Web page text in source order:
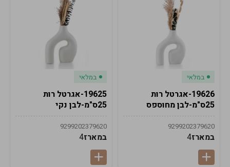
במלאי
19626-אגרטל רות
25ס"מ-לבן מחוספס
9299202379620
במארז4
במלאי
19625-אגרטל רות
25ס"מ-לבן נקי
9299202379620
במארז4
לתשלום